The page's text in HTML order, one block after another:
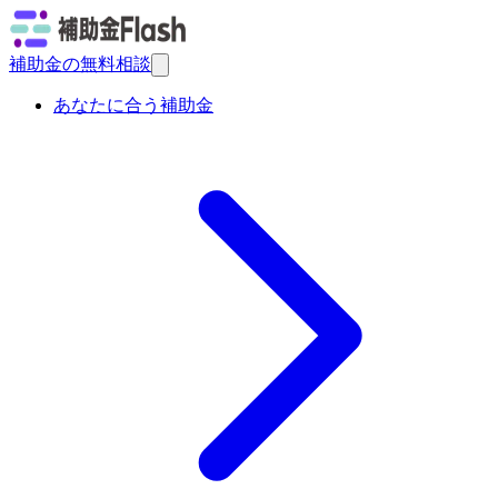
補助金の無料相談
あなたに合う補助金